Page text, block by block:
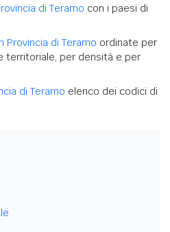
di Teramo con i paesi di
Provincia di Teramo ordinate per
territoriale, per densità e per
di Teramo elenco dei codici di